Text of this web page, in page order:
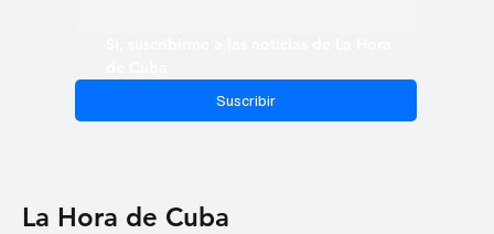
Suscribir
La Hora de Cuba